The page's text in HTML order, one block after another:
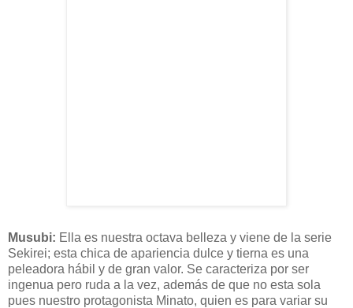
Musubi: Ella es nuestra octava belleza y viene de la serie
Sekirei; esta chica de apariencia dulce y tierna es una
peleadora hábil y de gran valor. Se caracteriza por ser
ingenua pero ruda a la vez, además de que no esta sola
pues nuestro protagonista Minato, quien es para variar su